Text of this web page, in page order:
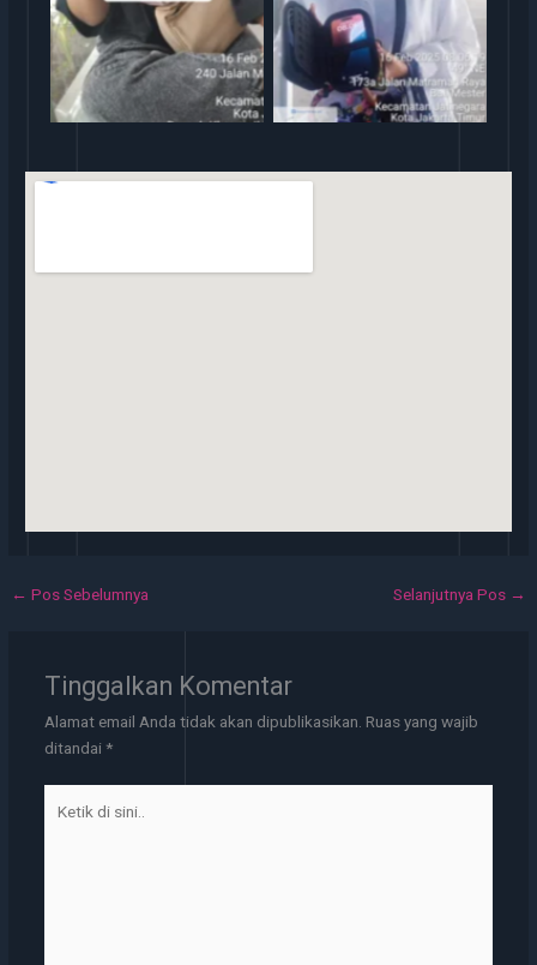
← Pos Sebelumnya Selanjutnya Pos →
Tinggalkan Komentar
Alamat email Anda tidak akan dipublikasikan. Ruas yang wajib
ditandai *